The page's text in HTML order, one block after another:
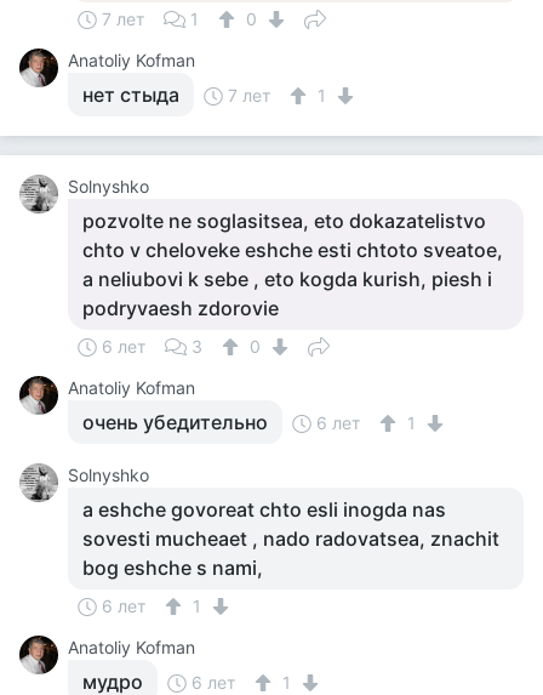
7 лет 1
0
Anatoliy Kofman
нет стыда 7 лет 1
Solnyshko
pozvolte ne soglasitsea, eto dokazatelistvo
chto v cheloveke eshche esti chtoto sveatoe,
a neliubovi k sebe , eto kogda kurish, piesh i
podryvaesh zdorovie
6 лет 3
0
Anatoliy Kofman
очень убедительно 6 лет 1
Solnyshko
a eshche govoreat chto esli inogda nas
sovesti mucheaet , nado radovatsea, znachit
bog eshche s nami,
6 лет
1
Anatoliy Kofman
мудро 6 лет 1